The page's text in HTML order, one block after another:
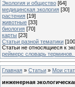
Экология и общество [64]
медицинская экология [30]
растения [19]
животные [33]
биология [70]
карты [23]
Статьи разной тематики
Статьи не относящиеся к
реймерс словарь терминов.
Главная » Статьи » Мои
инженерная